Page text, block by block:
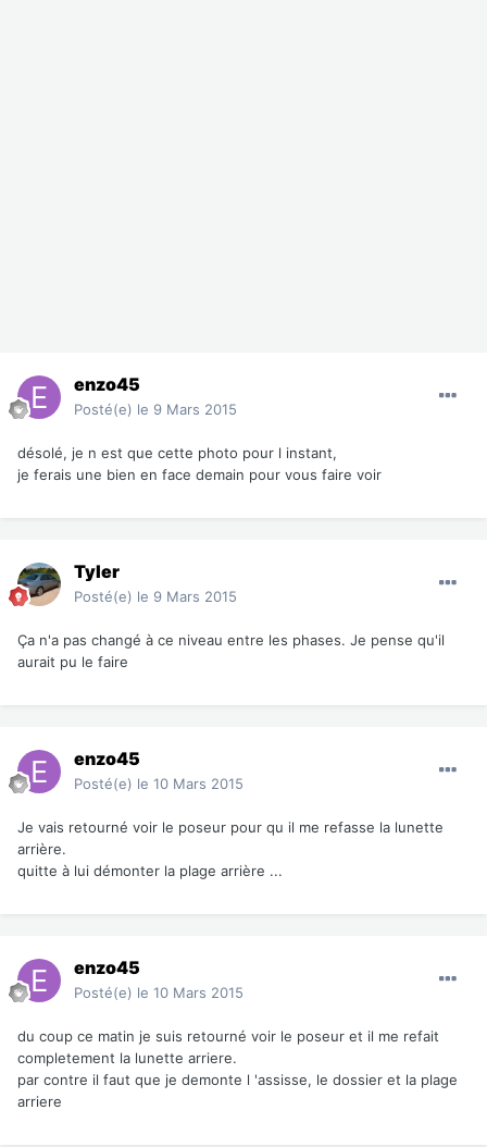
enzo45
Posté(e) le 9 Mars 2015
désolé, je n est que cette photo pour l instant,
je ferais une bien en face demain pour vous faire voir
Tyler
Posté(e) le 9 Mars 2015
Ça n'a pas changé à ce niveau entre les phases. Je pense qu'il
aurait pu le faire
enzo45
Posté(e) le 10 Mars 2015
Je vais retourné voir le poseur pour qu il me refasse la lunette
arrière.
quitte à lui démonter la plage arrière ...
enzo45
Posté(e) le 10 Mars 2015
du coup ce matin je suis retourné voir le poseur et il me refait
completement la lunette arriere.
par contre il faut que je demonte l 'assisse, le dossier et la plage
arriere